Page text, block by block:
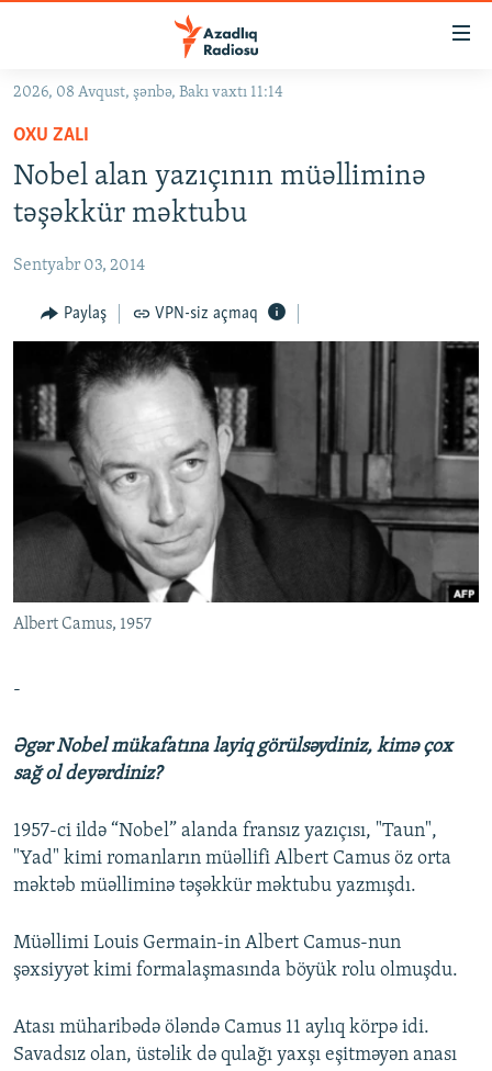
Əsas
qayıt
Əsas
naviqasiyaya
qayıt
Axtarışa
#İZAHLA
KORRUPSIOMETR
#ƏSLINDƏ
FƏRQƏ BAX
QANUNI DOĞRU
ARAŞDIRMA
MULTIMEDIA
VIDEO
FOTOQALEREYA
İNFOQRAFIKA
KARIKATURA
RADIO ARXIV
OXU ZALI
AZƏRBAYCAN ƏDƏBIYYATI KITABXANASI
İSLAM VƏ DEMOKRATIYA
İZ - MƏDƏNIYYƏT PROQRAMI
HAQQIMIZDA
MISSIYAMIZ
PEŞƏ ETIKASI VƏ JURNALISTIKA STANDARTLARIMIZ
MATERIALLARIMIZDAN ISTIFADƏ
AZADLIQRADIOSU MOBIL TELEFONUNUZDA
BIZI IZLƏ
RFE/RL-in bütün saytları
2026, 08 Avqust, şənbə, Bakı vaxtı 11:14
OXU ZALI
Nobel alan yazıçının müəlliminə
təşəkkür məktubu
Sentyabr 03, 2014
Paylaş VPN-siz açmaq
Albert Camus, 1957
-
Əgər Nobel mükafatına layiq görülsəydiniz, kimə çox
sağ ol deyərdiniz?
1957-ci ildə “Nobel” alanda fransız yazıçısı, "Taun",
"Yad" kimi romanların müəllifi Albert Camus öz orta
məktəb müəlliminə təşəkkür məktubu yazmışdı.
Müəllimi Louis Germain-in Albert Camus-nun
şəxsiyyət kimi formalaşmasında böyük rolu olmuşdu.
Atası müharibədə öləndə Camus 11 aylıq körpə idi.
Savadsız olan, üstəlik də qulağı yaxşı eşitməyən anası